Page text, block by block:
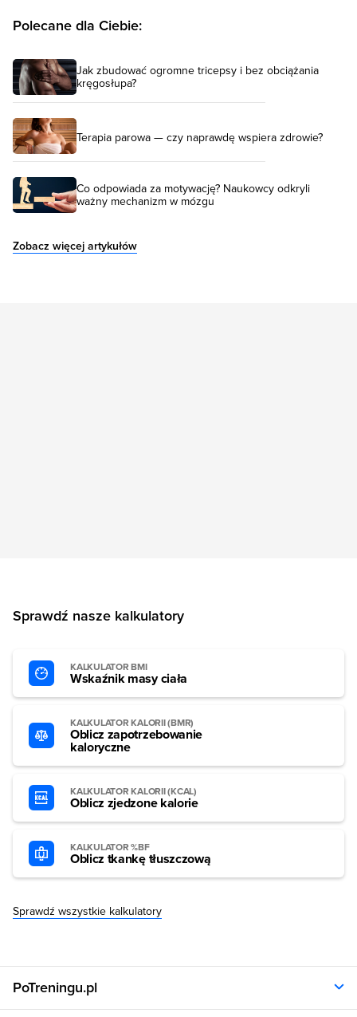
Polecane dla Ciebie:
Jak zbudować ogromne tricepsy i bez obciążania
kręgosłupa?
Terapia parowa — czy naprawdę wspiera zdrowie?
Co odpowiada za motywację? Naukowcy odkryli
ważny mechanizm w mózgu
Zobacz więcej artykułów
Sprawdź nasze kalkulatory
KALKULATOR BMI
Wskaźnik masy ciała
KALKULATOR KALORII (BMR)
Oblicz zapotrzebowanie
kaloryczne
KALKULATOR KALORII (KCAL)
Oblicz zjedzone kalorie
KALKULATOR %BF
Oblicz tkankę tłuszczową
Sprawdź wszystkie kalkulatory
PoTreningu.pl